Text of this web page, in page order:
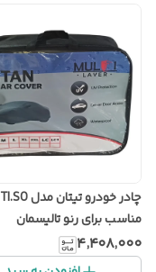
چادر خودرو تیتان مدل TI.SO
مناسب برای رنو تالیسمان
۴٬۴۰۸٬۰۰۰